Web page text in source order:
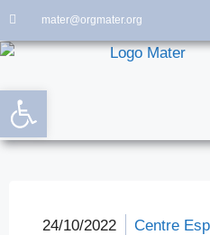
mater@orgmater.org
24/10/2022 Centre
Obre la barra